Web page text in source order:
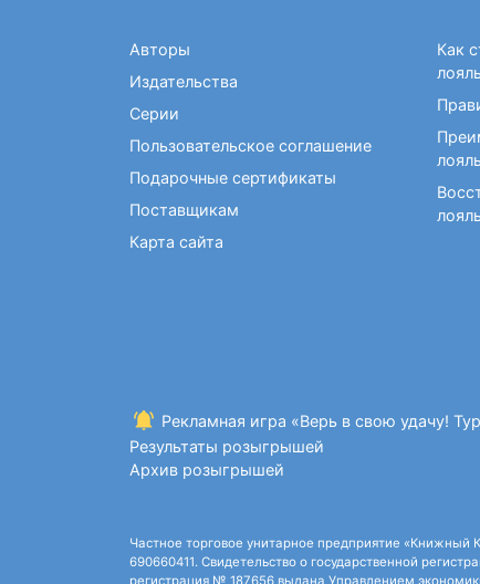
Авторы
Издательства
Серии
Пользовательское соглашение
Подарочные сертификаты
Поставщикам
Карта сайта
Как
Рекламная игра «Верь в свою удачу!
Результаты розыгрышей
Архив розыгрышей
Частное торговое унитарное предприятие
690660411. Свидетельство о государственной
регистрация № 187656 выдана Управлением